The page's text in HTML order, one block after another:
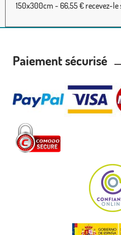
150x300cm - 66,55 € recevez-le
Paiement sécurisé